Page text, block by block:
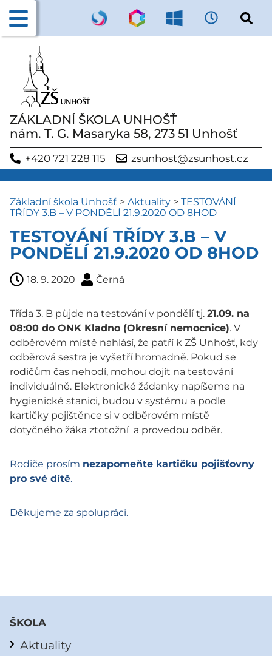
ZÁKLADNÍ ŠKOLA UNHOŠŤ
nám. T. G. Masaryka 58, 273 51 Unhošť
+420 721 228 115 zsunhost@zsunhost.cz
Základní škola Unhošť > Aktuality > TESTOVÁNÍ
TŘÍDY 3.B – V PONDĚLÍ 21.9.2020 OD 8HOD
TESTOVÁNÍ TŘÍDY 3.B – V
PONDĚLÍ 21.9.2020 OD 8HOD
18. 9. 2020 Černá
Třída 3. B půjde na testování v pondělí tj. 21.09. na
08:00 do ONK Kladno (Okresní nemocnice). V
odběrovém místě nahlásí, že patří k ZŠ Unhošť, kdy
odběrová sestra je vyšetří hromadně. Pokud se
rodičům čas nehodí, mohou dojít na testování
individuálně. Elektronické žádanky napíšeme na
hygienické stanici, budou v systému a podle
kartičky pojištěnce si v odběrovém místě
dotyčného žáka ztotožní a provedou odběr.
Rodiče prosím nezapomeňte kartičku pojišťovny
pro své dítě.
Děkujeme za spolupráci.
ŠKOLA
Aktuality